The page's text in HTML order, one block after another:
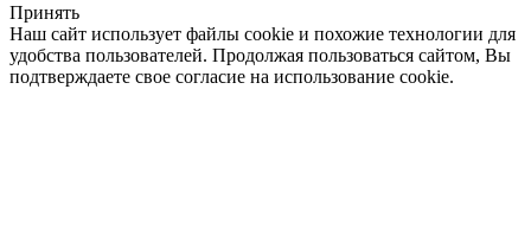
Принять
Наш сайт использует файлы cookie и похожие технологии для
удобства пользователей. Продолжая пользоваться сайтом, Вы
подтверждаете свое согласие на использование cookie.